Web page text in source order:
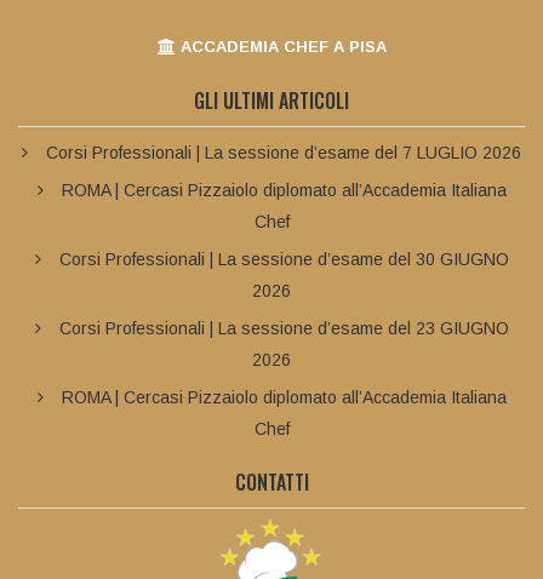
ACCADEMIA CHEF A PISA
GLI ULTIMI ARTICOLI
Corsi Professionali | La sessione d’esame del 7 LUGLIO 2026
ROMA | Cercasi Pizzaiolo diplomato all’Accademia Italiana
Chef
Corsi Professionali | La sessione d’esame del 30 GIUGNO
2026
Corsi Professionali | La sessione d’esame del 23 GIUGNO
2026
ROMA | Cercasi Pizzaiolo diplomato all’Accademia Italiana
Chef
CONTATTI